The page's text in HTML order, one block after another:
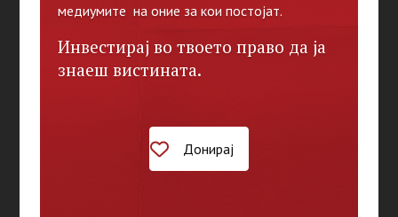
медиумите на оние за кои постојат.
Инвестирај во твоето право да ја
знаеш вистината.
Донирај